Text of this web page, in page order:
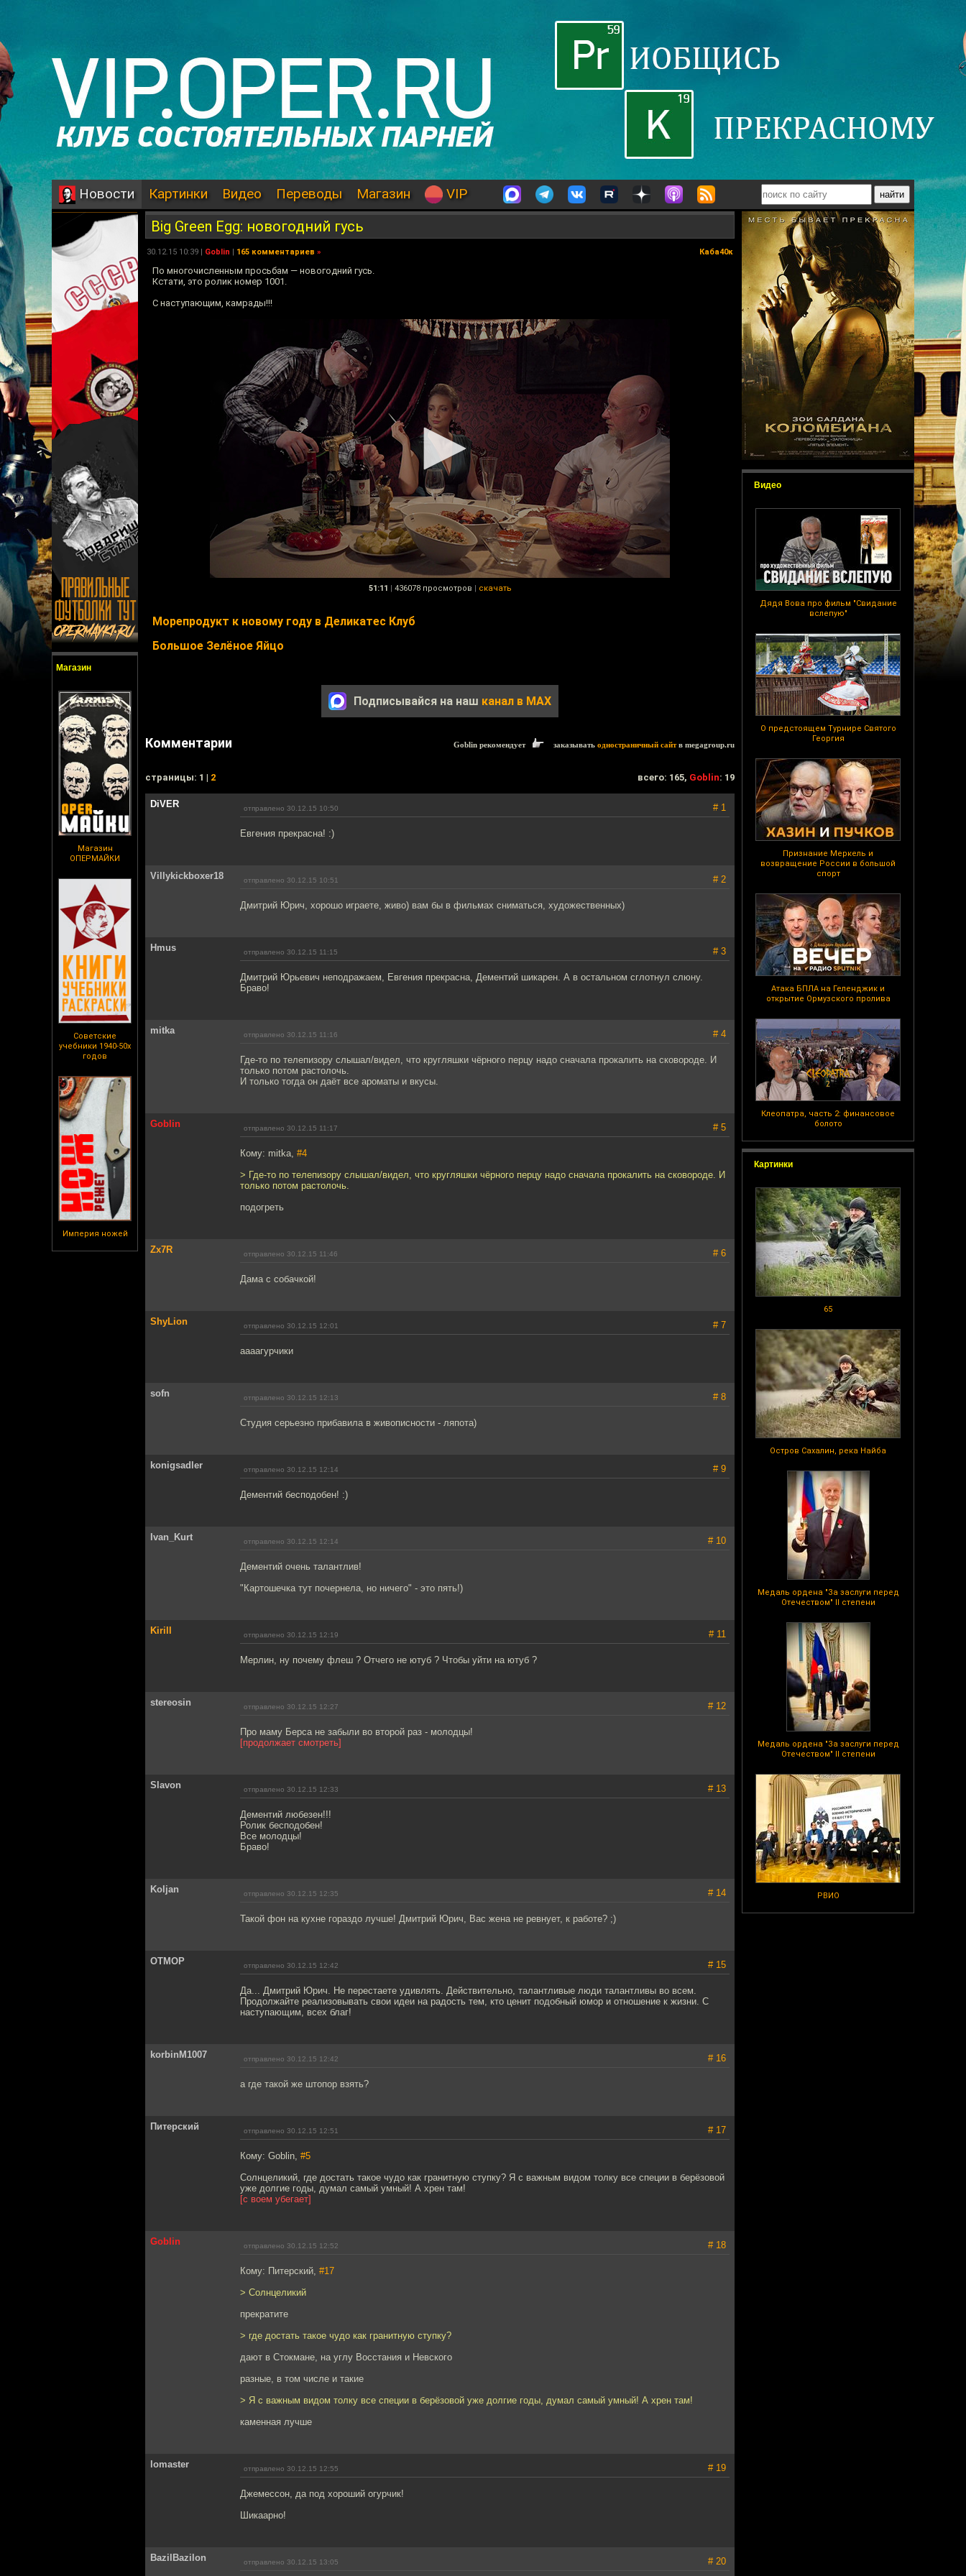
Новости Картинки Видео Переводы Магазин VIP
Магазин
Магазин
ОПЕРМАЙКИ
Советские
учебники 1940-50х
годов
Империя ножей
Видео
Дядя Вова про фильм "Свидание
вслепую"
О предстоящем Турнире Святого
Георгия
Признание Меркель и
возвращение России в большой
спорт
Атака БПЛА на Геленджик и
открытие Ормузского пролива
Клеопатра, часть 2: финансовое
болото
Картинки
65
Остров Сахалин, река Найба
Медаль ордена "За заслуги перед
Отечеством" II степени
Медаль ордена "За заслуги перед
Отечеством" II степени
РВИО
Big Green Egg: новогодний гусь
30.12.15 10:39 | Goblin | 165 комментариев » Каба40к
По многочисленным просьбам — новогодний гусь.
Кстати, это ролик номер 1001.
С наступающим, камрады!!!
51:11 | 436078 просмотров | скачать
Морепродукт к новому году в Деликатес Клуб
Большое Зелёное Яйцо
Подписывайся на наш канал в MAX
Комментарии Goblin рекомендует заказывать одностраничный сайтв megagroup.ru
cтраницы: 1 | 2 всего: 165, Goblin: 19
DiVER отправлено 30.12.15 10:50 # 1
Евгения прекрасна! :)
Villykickboxer18 отправлено 30.12.15 10:51 # 2
Дмитрий Юрич, хорошо играете, живо) вам бы в фильмах сниматься, художественных)
Hmus отправлено 30.12.15 11:15 # 3
Дмитрий Юрьевич неподражаем, Евгения прекрасна, Дементий шикарен. А в остальном сглотнул слюну.
Браво!
mitka отправлено 30.12.15 11:16 # 4
Где-то по телепизору слышал/видел, что кругляшки чёрного перцу надо сначала прокалить на сковороде. И
только потом растолочь.
И только тогда он даёт все ароматы и вкусы.
Goblin отправлено 30.12.15 11:17 # 5
Кому: mitka, #4
> Где-то по телепизору слышал/видел, что кругляшки чёрного перцу надо сначала прокалить на сковороде. И
только потом растолочь.
подогреть
Zx7R отправлено 30.12.15 11:46 # 6
Дама с собачкой!
ShyLion отправлено 30.12.15 12:01 # 7
аааагурчики
sofn отправлено 30.12.15 12:13 # 8
Студия серьезно прибавила в живописности - ляпота)
konigsadler отправлено 30.12.15 12:14 # 9
Дементий бесподобен! :)
Ivan_Kurt отправлено 30.12.15 12:14 # 10
Дементий очень талантлив!
"Картошечка тут почернела, но ничего" - это пять!)
Kirill отправлено 30.12.15 12:19 # 11
Мерлин, ну почему флеш ? Отчего не ютуб ? Чтобы уйти на ютуб ?
stereosin отправлено 30.12.15 12:27 # 12
Про маму Берса не забыли во второй раз - молодцы!
[продолжает смотреть]
Slavon отправлено 30.12.15 12:33 # 13
Дементий любезен!!!
Ролик бесподобен!
Все молодцы!
Браво!
Koljan отправлено 30.12.15 12:35 # 14
Такой фон на кухне гораздо лучше! Дмитрий Юрич, Вас жена не ревнует, к работе? ;)
OTMOP отправлено 30.12.15 12:42 # 15
Да... Дмитрий Юрич. Не перестаете удивлять. Действительно, талантливые люди талантливы во всем.
Продолжайте реализовывать свои идеи на радость тем, кто ценит подобный юмор и отношение к жизни. С
наступающим, всех благ!
korbinM1007 отправлено 30.12.15 12:42 # 16
а где такой же штопор взять?
Питерский отправлено 30.12.15 12:51 # 17
Кому: Goblin, #5
Солнцеликий, где достать такое чудо как гранитную ступку? Я с важным видом толку все специи в берёзовой
уже долгие годы, думал самый умный! А хрен там!
[c воем убегает]
Goblin отправлено 30.12.15 12:52 # 18
Кому: Питерский, #17
> Солнцеликий
прекратите
> где достать такое чудо как гранитную ступку?
дают в Стокмане, на углу Восстания и Невского
разные, в том числе и такие
> Я с важным видом толку все специи в берёзовой уже долгие годы, думал самый умный! А хрен там!
каменная лучше
lomaster отправлено 30.12.15 12:55 # 19
Джемессон, да под хороший огурчик!
Шикаарно!
BazilBazilon отправлено 30.12.15 13:05 # 20